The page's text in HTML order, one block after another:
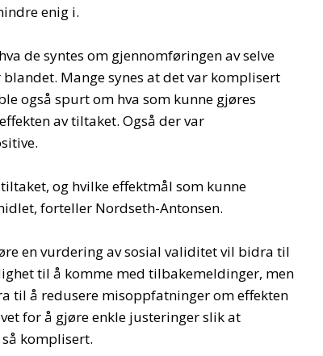
enig i.
de syntes om gjennomføringen av selve
Mange synes at det var komplisert
også spurt om hva som kunne gjøres
av tiltaket. Også der var
og hvilke effektmål som kunne
forteller Nordseth-Antonsen.
en vurdering av sosial validitet vil bidra til
til å komme med tilbakemeldinger, men
til å redusere misoppfatninger om effekten
for å gjøre enkle justeringer slik at
komplisert.